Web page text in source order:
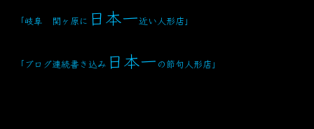
「岐阜 関ヶ原に 日本一近い人形店」
「ブログ連続書き込み 日本一 の節句人形店」